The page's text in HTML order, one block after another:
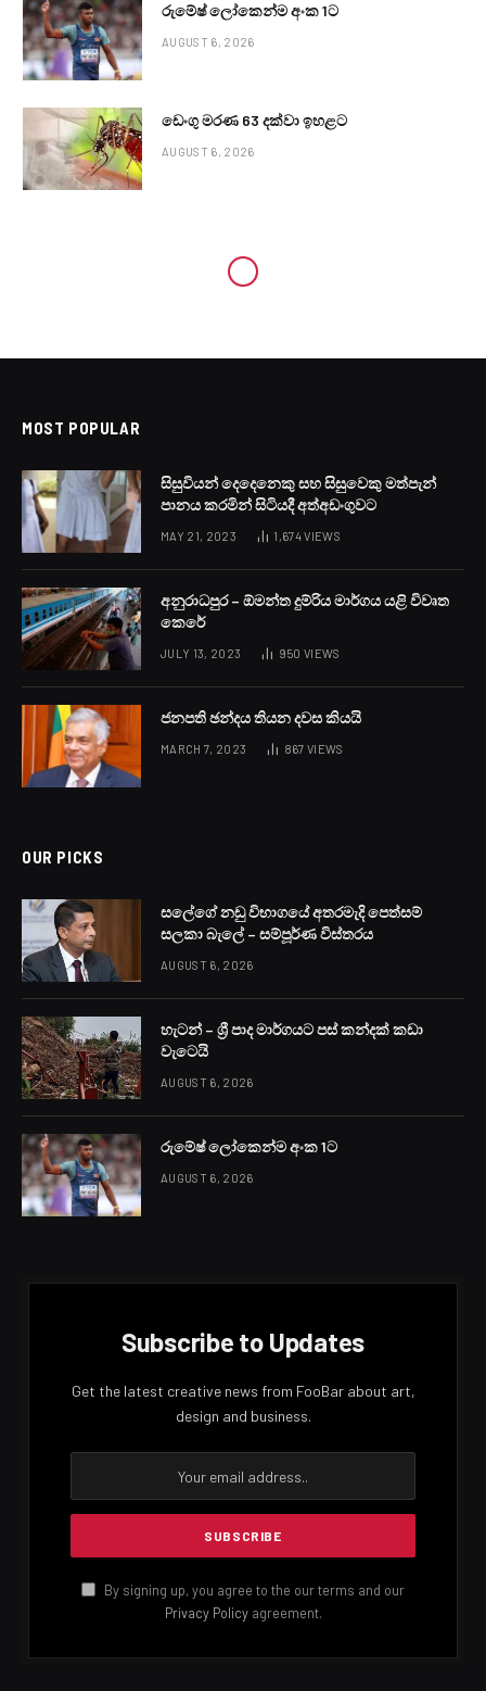
රුමේෂ් ලෝකෙන්ම අංක 1ට
AUGUST 6, 2026
ඩෙංගු මරණ 63 දක්වා ඉහළට
AUGUST 6, 2026
MOST POPULAR
සිසුවියන් දෙදෙනෙකු සහ සිසුවෙකු මත්පැන්
පානය කරමින් සිටියදී අත්අඩංගුවට
MAY 21, 2023 1,674VIEWS
අනුරාධපුර – ඕමන්ත දුම්රිය මාර්ගය යළි විවෘත
කෙරේ
JULY 13, 2023 950 VIEWS
ජනපති ඡන්දය තියන දවස කියයි
MARCH 7, 2023 867 VIEWS
OUR PICKS
සලේගේ නඩු විභාගයේ අතරමැදි පෙත්සම්
සලකා බැලේ – සම්පූර්ණ විස්තරය
AUGUST 6, 2026
හැටන් – ශ්‍රී පාද මාර්ගයට පස් කන්දක් කඩා
වැටෙයි
AUGUST 6, 2026
රුමේෂ් ලෝකෙන්ම අංක 1ට
AUGUST 6, 2026
Subscribe to Updates
Get the latest creative news from FooBar about art,
design and business.
By signing up, you agree to the our terms and our
Privacy Policyagreement.